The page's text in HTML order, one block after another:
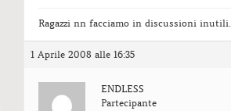
Ragazzi nn facciamo in discussioni inutili.
1 Aprile 2008 alle 16:35
ENDLESS
Partecipante